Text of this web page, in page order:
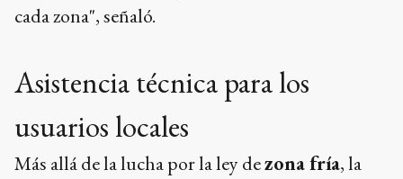
cada zona", señaló.
Asistencia técnica para los
usuarios locales
Más allá de la lucha por la ley dezona fría, la